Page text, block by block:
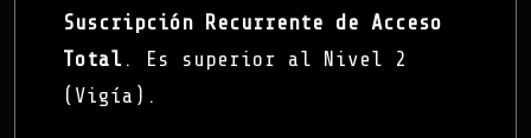
Suscripción Recurrente de Acceso
Total . Es superior al Nivel 2
(Vigía).